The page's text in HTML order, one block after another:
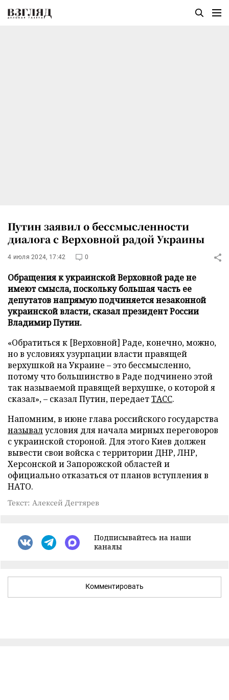
Путин заявил о бессмысленности
диалога с Верховной радой Украины
4 июля 2024, 17:42 0
Обращения к украинской Верховной раде не
имеют смысла, поскольку большая часть ее
депутатов напрямую подчиняется незаконной
украинской власти, сказал президент России
Владимир Путин.
«Обратиться к [Верховной] Раде, конечно, можно,
но в условиях узурпации власти правящей
верхушкой на Украине – это бессмысленно,
потому что большинство в Раде подчинено этой
так называемой правящей верхушке, о которой я
сказал», – сказал Путин, передаетТАСС.
Напомним, в июне глава российского государства
называлусловия для начала мирных переговоров
с украинской стороной. Для этого Киев должен
вывести свои войска с территории ДНР, ЛНР,
Херсонской и Запорожской областей и
официально отказаться от планов вступления в
НАТО.
Текст: Алексей Дегтярев
Подписывайтесь на наши
каналы
Комментировать